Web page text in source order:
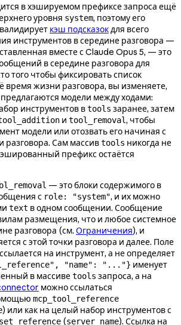
в хэшируемом префиксе запроса ещё
уровня system, поэтому его
кэш подсказокдля всего
инструментов в середине разговора —
вместе с Claude Opus 5, — это
в середине разговора для
того чтобы фиксировать список
время жизни разговора, вы изменяете,
модели между ходами:
инструментов вtools заранее, затем
и tool_removal, чтобы
модели или отозвать его начиная с
разговора. Сам массивtools никогда не
префикс остаётся
— это блоки содержимого в
с role: "system", и их можно
text в одном сообщении. Сообщение
размещения, что и любое системное
разговора (см. Ограничения), и
с этой точки разговора и далее. Поле
на инструмент, а не определяет
"name": "..."} именует
в массивеtools запроса, а на
можно ссылаться
mcp_tool_reference
) или как на целый набор инструментов с
(server_name). Ссылка на